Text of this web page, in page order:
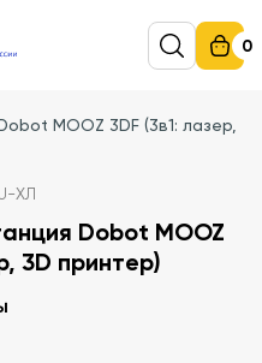
0
MOOZ 3DF (3в1: лазер,
ХЛ
Dobot MOOZ
3D принтер)